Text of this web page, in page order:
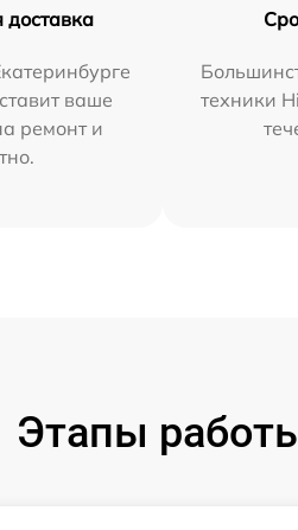
доставка
ваше
ремонт и
техники
Этапы